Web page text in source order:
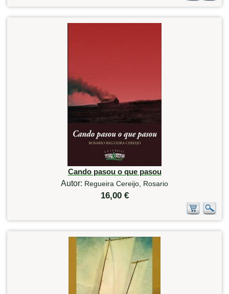
Cando pasou o que pasou
Autor: Regueira Cereijo, Rosario
16,00 €